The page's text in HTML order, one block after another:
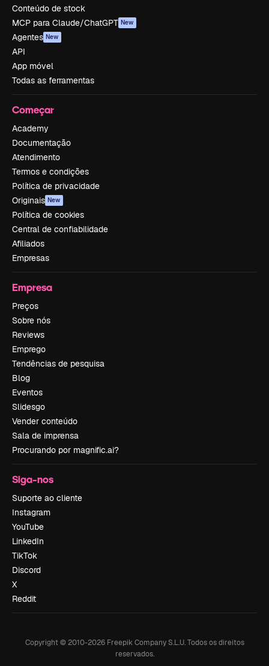
Conteúdo de stock
MCP para Claude/ChatGPT New
Agentes New
API
App móvel
Todas as ferramentas
Começar
Academy
Documentação
Atendimento
Termos e condições
Política de privacidade
Originais New
Política de cookies
Central de confiabilidade
Afiliados
Empresas
Empresa
Preços
Sobre nós
Reviews
Emprego
Tendências de pesquisa
Blog
Eventos
Slidesgo
Vender conteúdo
Sala de imprensa
Procurando por magnific.ai?
Siga-nos
Suporte ao cliente
Instagram
YouTube
LinkedIn
TikTok
Discord
X
Reddit
Copyright © 2010-2026Freepik Company S.L.U. Todos os direitos
reservados.